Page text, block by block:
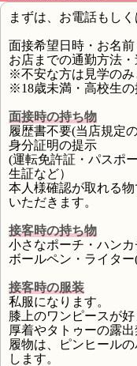
まずは、お電話もし
面接希望日時・お名
お店までの通勤方法・
※不安な方は見学のみ
※18歳未満・高校生の
面接時の持ち物
履歴書不要(当店規定
身分証明の提示
(運転免許証・パスポ
生証など）
本人様確認が取れる
いただきます。
接客時の持ち物
小さなポーチ・ハン
ボールペン・ライター
接客時の服装
私服になります。
膝上のワンピースが好
厚着やタトゥーの露出
履物は、ピンヒール
します。